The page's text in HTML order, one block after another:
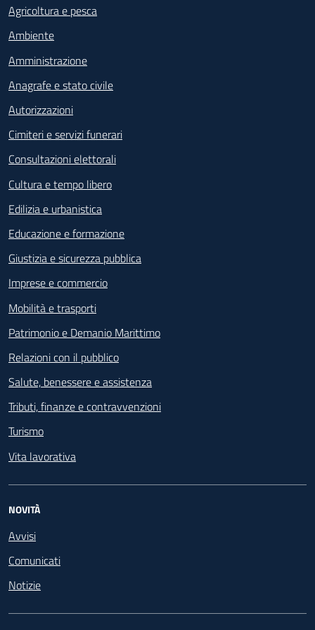
Agricoltura e pesca
Ambiente
Amministrazione
Anagrafe e stato civile
Autorizzazioni
Cimiteri e servizi funerari
Consultazioni elettorali
Cultura e tempo libero
Edilizia e urbanistica
Educazione e formazione
Giustizia e sicurezza pubblica
Imprese e commercio
Mobilità e trasporti
Patrimonio e Demanio Marittimo
Relazioni con il pubblico
Salute, benessere e assistenza
Tributi, finanze e contravvenzioni
Turismo
Vita lavorativa
NOVITÀ
Avvisi
Comunicati
Notizie